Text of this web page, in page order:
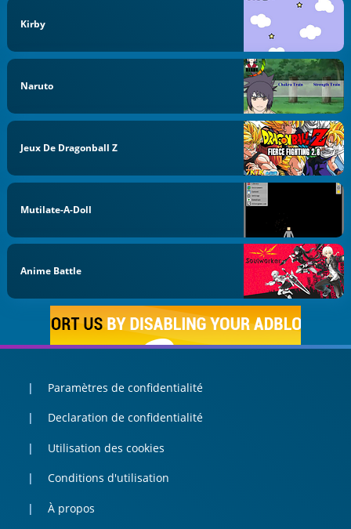
Kirby
Naruto
Jeux De Dragonball Z
Mutilate-A-Doll
Anime Battle
Paramètres de confidentialité
Declaration de confidentialité
Utilisation des cookies
Conditions d'utilisation
À propos